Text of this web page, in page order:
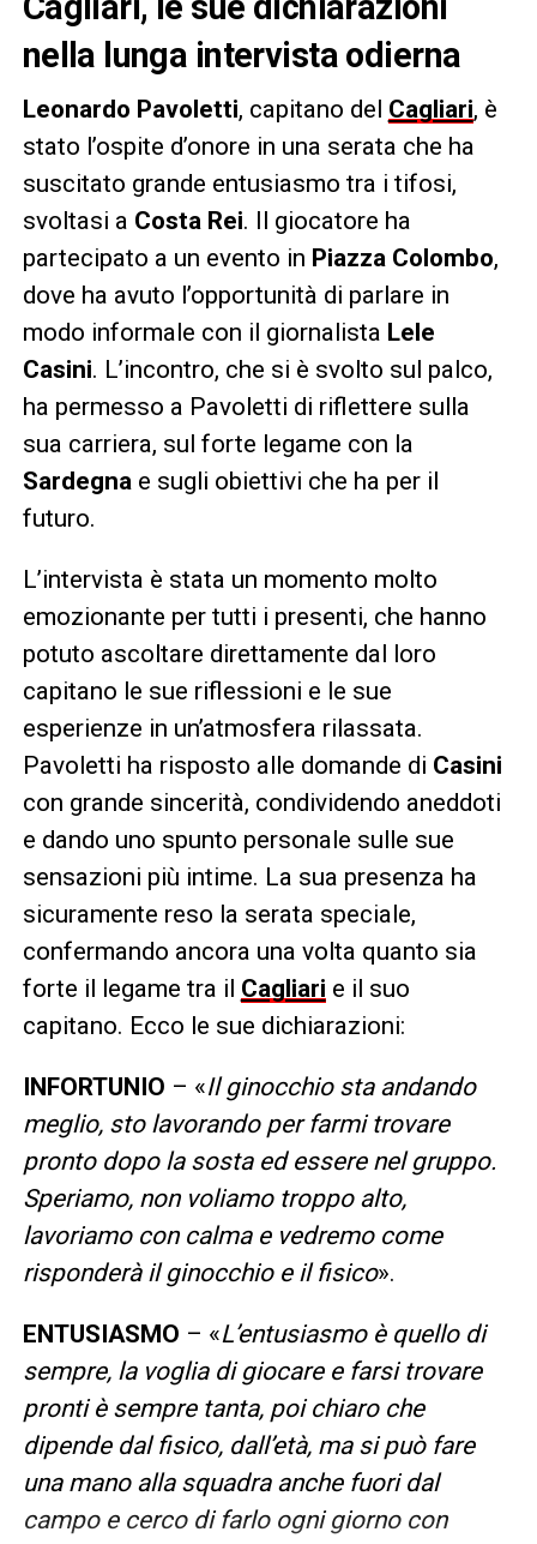
nella lunga intervista odierna
Leonardo Pavoletti, capitano del Cagliari, è
stato l’ospite d’onore in una serata che ha
suscitato grande entusiasmo tra i tifosi,
svoltasi a Costa Rei. Il giocatore ha
partecipato a un evento in Piazza Colombo,
dove ha avuto l’opportunità di parlare in
modo informale con il giornalista Lele
Casini. L’incontro, che si è svolto sul palco,
ha permesso a Pavoletti di riflettere sulla
sua carriera, sul forte legame con la
Sardegna e sugli obiettivi che ha per il
futuro.
L’intervista è stata un momento molto
emozionante per tutti i presenti, che hanno
potuto ascoltare direttamente dal loro
capitano le sue riflessioni e le sue
esperienze in un’atmosfera rilassata.
Pavoletti ha risposto alle domande di Casini
con grande sincerità, condividendo aneddoti
e dando uno spunto personale sulle sue
sensazioni più intime. La sua presenza ha
sicuramente reso la serata speciale,
confermando ancora una volta quanto sia
forte il legame tra il Cagliari e il suo
capitano. Ecco le sue dichiarazioni:
INFORTUNIO – «Il ginocchio sta andando
meglio, sto lavorando per farmi trovare
pronto dopo la sosta ed essere nel gruppo.
Speriamo, non voliamo troppo alto,
lavoriamo con calma e vedremo come
risponderà il ginocchio e il fisico».
ENTUSIASMO – «L’entusiasmo è quello di
sempre, la voglia di giocare e farsi trovare
pronti è sempre tanta, poi chiaro che
dipende dal fisico, dall’età, ma si può fare
una mano alla squadra anche fuori dal
campo e cerco di farlo ogni giorno con